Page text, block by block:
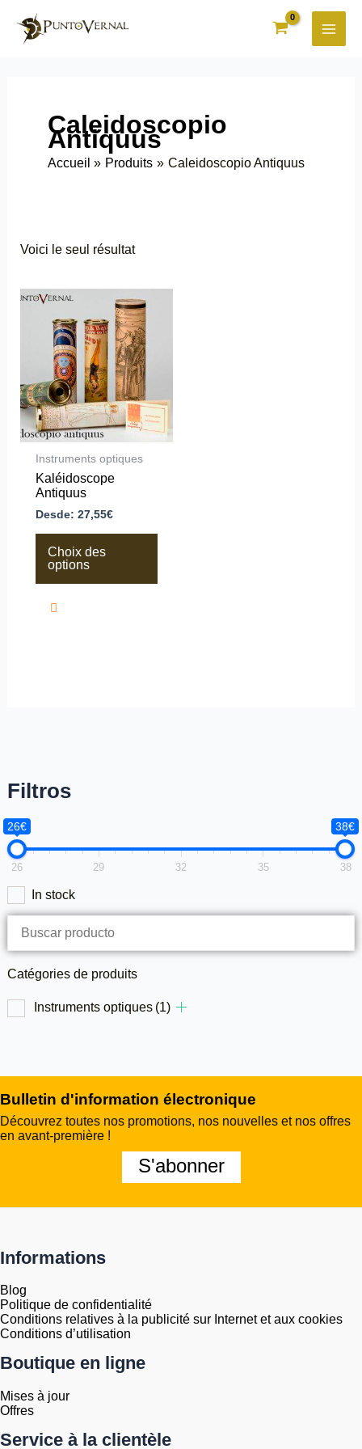
contenu
Filtros
26€ 38€
26 29 32 35 38
In stock
Catégories de produits
Instruments optiques (1)
Caleidoscopio
Antiquus
Accueil Produits Caleidoscopio Antiquus
Voici le seul résultat
Instruments optiques
Kaléidoscope
Antiquus
Desde: 27,55€
Choix des
options
Ce
plusieurs
variations.
Les
options
peuvent
être
choisies
sur
la
page
du
produit
Bulletin d'information électronique
Découvrez toutes nos promotions, nos nouvelles et nos offres
en avant-première !
S'abonner
Informations
Blog
Politique de confidentialité
Conditions relatives à la publicité sur Internet et aux cookies
Conditions d’utilisation
Boutique en ligne
Mises à jour
Offres
Service à la clientèle